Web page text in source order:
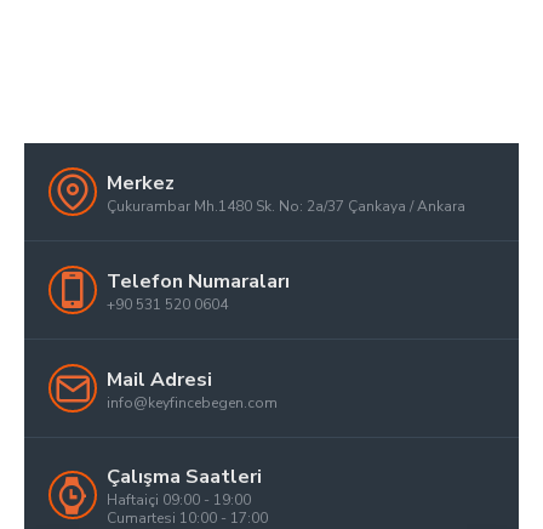
Merkez
Çukurambar Mh.1480 Sk. No: 2a/37 Çankaya / Ankara
Telefon Numaraları
+90 531 520 0604
Mail Adresi
info@keyfincebegen.com
Çalışma Saatleri
Haftaiçi 09:00 - 19:00
Cumartesi 10:00 - 17:00